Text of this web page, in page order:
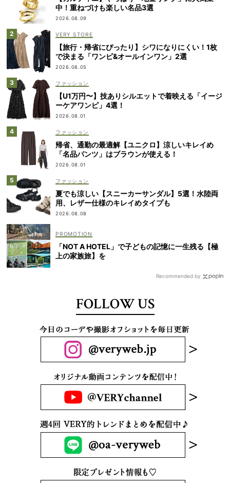
中！重ねづけも楽しい名品3選
2026.08.09
VERY STORE
【旅行・帰省にぴったり】シワになりにくい！1枚
で決まる「ワンピ&オールインワン」2選
2026.08.05
ファッション
【U1万円〜】技ありシルエットで着映える「イージ
ーケアワンピ」4選！
2026.08.01
ファッション
帰省、通勤の最適解【ユニクロ】涼しいキレイめ
「名品パンツ」はブラウンが使える！
2026.08.01
ファッション
夏でも涼しい【スニーカーサンダル】5選！水陸両
用、レザー仕様のキレイめタイプも
2026.08.08
「NOT A HOTEL」で子どもの記憶に一生残る【極
上の家族旅】を
Recommended by
FOLLOW US